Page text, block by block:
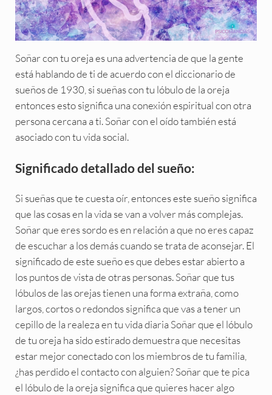
Soñar con tu oreja es una advertencia de que la gente
está hablando de ti de acuerdo con el diccionario de
sueños de 1930, si sueñas con tu lóbulo de la oreja
entonces esto significa una conexión espiritual con otra
persona cercana a ti. Soñar con el oído también está
asociado con tu vida social.
Significado detallado del sueño:
Si sueñas que te cuesta oír, entonces este sueño significa
que las cosas en la vida se van a volver más complejas.
Soñar que eres sordo es en relación a que no eres capaz
de escuchar a los demás cuando se trata de aconsejar. El
significado de este sueño es que debes estar abierto a
los puntos de vista de otras personas. Soñar que tus
lóbulos de las orejas tienen una forma extraña, como
largos, cortos o redondos significa que vas a tener un
cepillo de la realeza en tu vida diaria Soñar que el lóbulo
de tu oreja ha sido estirado demuestra que necesitas
estar mejor conectado con los miembros de tu familia,
¿has perdido el contacto con alguien? Soñar que te pica
el lóbulo de la oreja significa que quieres hacer algo